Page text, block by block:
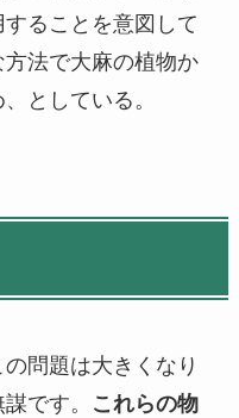
ることを意図して
法で大麻の植物か
としている。
問題は大きくなり
です。 これらの物